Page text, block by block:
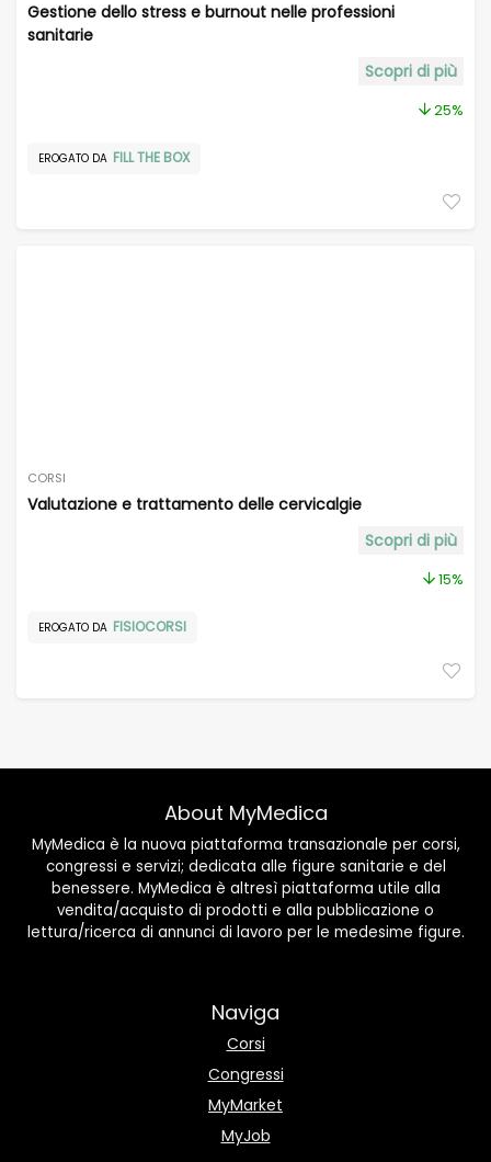
Gestione dello stress e burnout nelle professioni
sanitarie
Scopri di più
25%
EROGATO DA FILL THE BOX
CORSI
Valutazione e trattamento delle cervicalgie
Scopri di più
15%
EROGATO DA FISIOCORSI
About MyMedica
MyMedica è la nuova piattaforma transazionale per corsi,
congressi e servizi; dedicata alle figure sanitarie e del
benessere. MyMedica è altresì piattaforma utile alla
vendita/acquisto di prodotti e alla pubblicazione o
lettura/ricerca di annunci di lavoro per le medesime figure.
Naviga
Corsi
Congressi
MyMarket
MyJob